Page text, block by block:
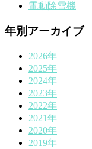
電動除雪機
年別アーカイブ
2026年
2025年
2024年
2023年
2022年
2021年
2020年
2019年